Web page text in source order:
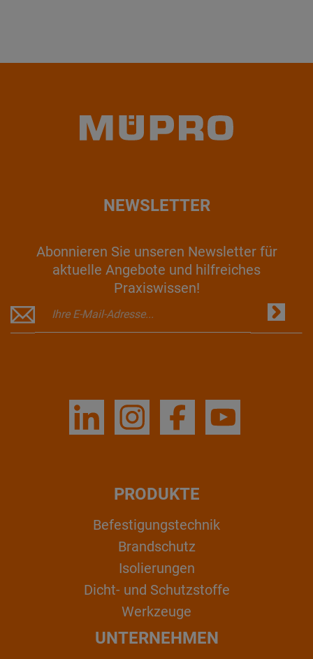
NEWSLETTER
Abonnieren Sie unseren Newsletter für
aktuelle Angebote und hilfreiches
Praxiswissen!
PRODUKTE
Befestigungstechnik
Brandschutz
Isolierungen
Dicht- und Schutzstoffe
Werkzeuge
UNTERNEHMEN